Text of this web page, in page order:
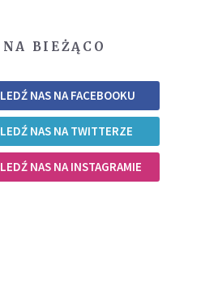
BIEŻĄCO
NAS NA FACEBOOKU
NAS NA TWITTERZE
NAS NA INSTAGRAMIE